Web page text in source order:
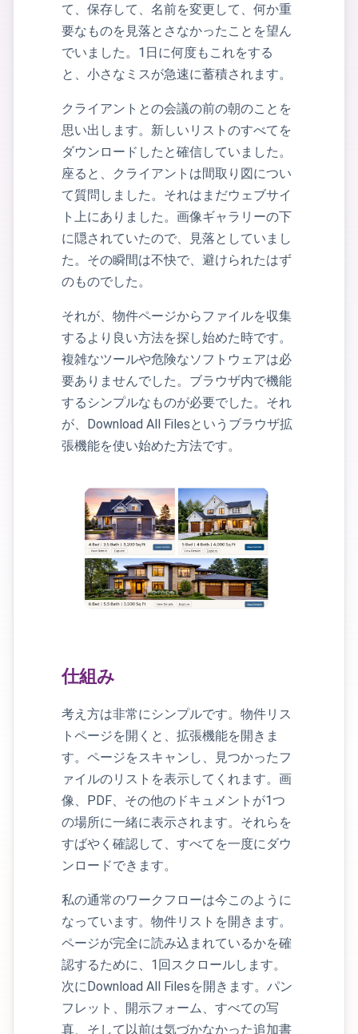
て、保存して、名前を変更して、何か重
要なものを見落とさなかったことを望ん
でいました。1日に何度もこれをする
と、小さなミスが急速に蓄積されます。
クライアントとの会議の前の朝のことを
思い出します。新しいリストのすべてを
ダウンロードしたと確信していました。
座ると、クライアントは間取り図につい
て質問しました。それはまだウェブサイ
ト上にありました。画像ギャラリーの下
に隠されていたので、見落としていまし
た。その瞬間は不快で、避けられたはず
のものでした。
それが、物件ページからファイルを収集
するより良い方法を探し始めた時です。
複雑なツールや危険なソフトウェアは必
要ありませんでした。ブラウザ内で機能
するシンプルなものが必要でした。それ
が、Download All Filesというブラウザ拡
張機能を使い始めた方法です。
仕組み
考え方は非常にシンプルです。物件リス
トページを開くと、拡張機能を開きま
す。ページをスキャンし、見つかったフ
ァイルのリストを表示してくれます。画
像、PDF、その他のドキュメントが1つ
の場所に一緒に表示されます。それらを
すばやく確認して、すべてを一度にダウ
ンロードできます。
私の通常のワークフローは今このように
なっています。物件リストを開きます。
ページが完全に読み込まれているかを確
認するために、1回スクロールします。
次にDownload All Filesを開きます。パン
フレット、開示フォーム、すべての写
真、そして以前は気づかなかった追加書